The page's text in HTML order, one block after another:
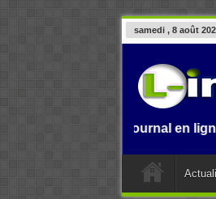
samedi , 8 août
sur le journal en ligne